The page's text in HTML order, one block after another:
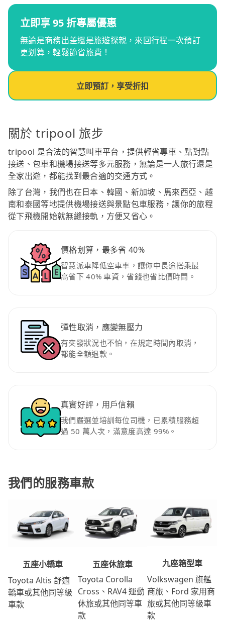
立即享 95 折專屬優惠
無論是商務出差還是旅遊探親，來回行程一次預訂
更划算，輕鬆節省旅費！
立即預訂，享受折扣
關於 tripool 旅步
tripool 是合法的智慧叫車平台，提供輕省專車、點對點
接送、包車和機場接送等多元服務，無論是一人旅行還是
全家出遊，都能找到最合適的交通方式。
除了台灣，我們也在日本、韓國、新加坡、馬來西亞、越
南和泰國等地提供機場接送與景點包車服務，讓你的旅程
從下飛機開始就無縫接軌，方便又省心。
價格划算，最多省 40%
智慧派車降低空車率，讓你中長途搭乘最
高省下 40% 車資，省錢也省比價時間。
彈性取消，應變無壓力
有突發狀況也不怕，在規定時間內取消，
都能全額退款。
真實好評，用戶信賴
我們嚴選並培訓每位司機，已累積服務超
過 50 萬人次，滿意度高達 99%。
我們的服務車款
五座小轎車
Toyota Altis 舒適
轎車或其他同等級
車款
五座休旅車
Toyota Corolla
Cross、RAV4 運動
休旅或其他同等車
款
九座箱型車
Volkswagen 旗艦
商旅、Ford 家用商
旅或其他同等級車
款